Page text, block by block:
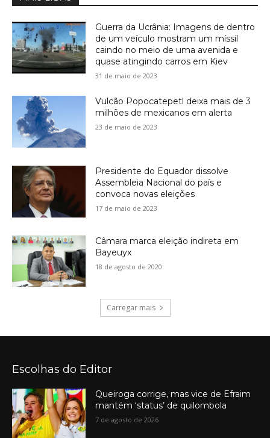
Guerra da Ucrânia: Imagens de dentro
de um veículo mostram um míssil
caindo no meio de uma avenida e
quase atingindo carros em Kiev
31 de maio de 2023
Vulcão Popocatepetl deixa mais de 3
milhões de mexicanos em alerta
23 de maio de 2023
Presidente do Equador dissolve
Assembleia Nacional do país e
convoca novas eleições
17 de maio de 2023
Câmara marca eleição indireta em
Bayeuyx
18 de agosto de 2020
Carregar mais
Escolhas do Editor
Queiroga corrige, mas vice de Efraim
mantém ‘status’ de quilombola
7 de agosto de 2026